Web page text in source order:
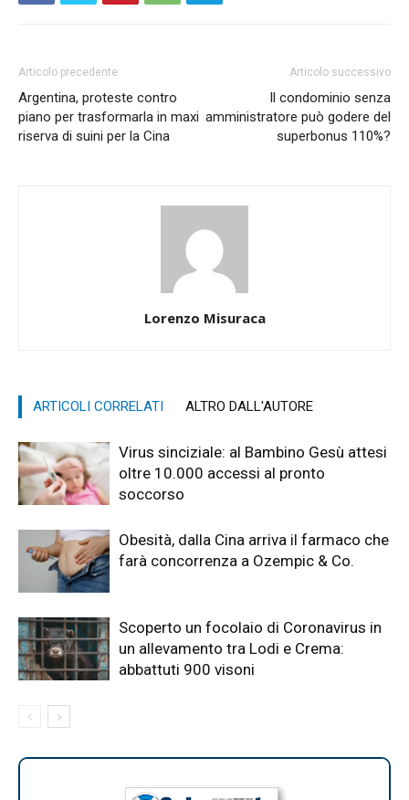
Articolo precedente
Argentina, proteste contro
piano per trasformarla in maxi
riserva di suini per la Cina
Articolo successivo
Il condominio senza
amministratore può godere del
superbonus 110%?
Lorenzo Misuraca
ARTICOLI CORRELATI ALTRO DALL'AUTORE
Virus sinciziale: al Bambino Gesù attesi
oltre 10.000 accessi al pronto
soccorso
Obesità, dalla Cina arriva il farmaco che
farà concorrenza a Ozempic & Co.
Scoperto un focolaio di Coronavirus in
un allevamento tra Lodi e Crema:
abbattuti 900 visoni